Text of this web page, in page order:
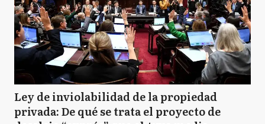
Ley de inviolabilidad de la propiedad
privada: De qué se trata el proyecto de